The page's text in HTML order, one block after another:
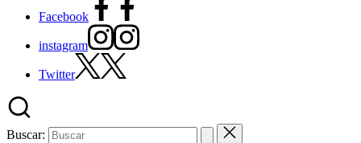
Facebook
instagram
Twitter
Buscar: